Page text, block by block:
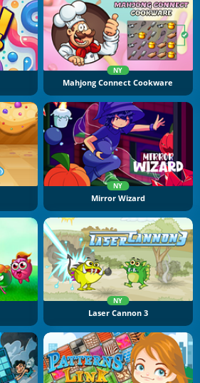
NY
Mahjong Connect Cookware
NY
Mirror Wizard
NY
Laser Cannon 3